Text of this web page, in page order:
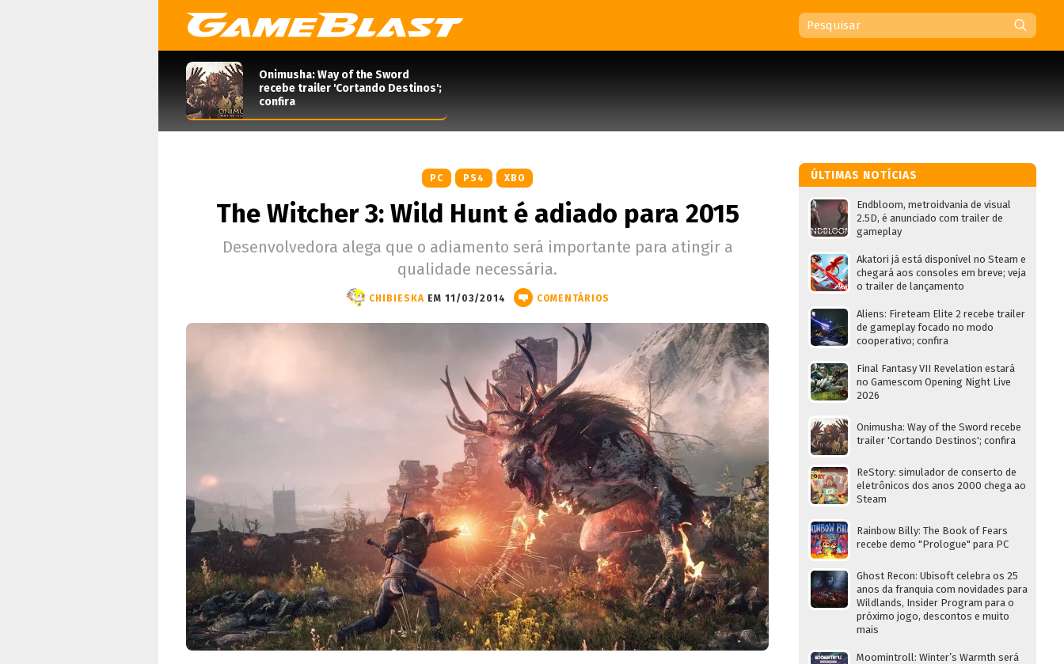
Onimusha: Way of the Sword
recebe trailer 'Cortando Destinos';
confira
PC PS4 XBO
The Witcher 3: Wild Hunt é adiado para 2015
Desenvolvedora alega que o adiamento será importante para atingir a
qualidade necessária.
CHIBIESKA EM 11/03/2014 COMENTÁRIOS
ÚLTIMAS NOTÍCIAS
Endbloom, metroidvania de visual
2.5D, é anunciado com trailer de
gameplay
Akatori já está disponível no Steam e
chegará aos consoles em breve; veja
o trailer de lançamento
Aliens: Fireteam Elite 2 recebe trailer
de gameplay focado no modo
cooperativo; confira
Final Fantasy VII Revelation estará
no Gamescom Opening Night Live
2026
Onimusha: Way of the Sword recebe
trailer 'Cortando Destinos'; confira
ReStory: simulador de conserto de
eletrônicos dos anos 2000 chega ao
Steam
Rainbow Billy: The Book of Fears
recebe demo "Prologue" para PC
Ghost Recon: Ubisoft celebra os 25
anos da franquia com novidades para
Wildlands, Insider Program para o
próximo jogo, descontos e muito
mais
Moomintroll: Winter’s Warmth será